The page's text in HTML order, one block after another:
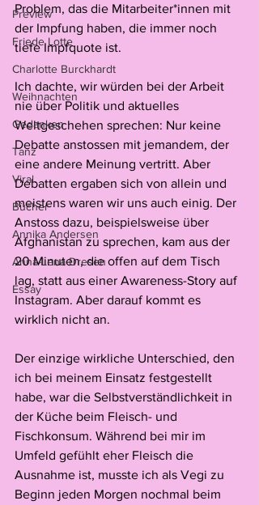
Preview
Friede Lotte
Charlotte Burckhardt
Weihnachten
Gedanken
Tanz
Viral.
Bücher
Annika Andersen
Anna-Lena Dresen
Essay
Problem, das die Mitarbeiter*innen mit
der Impfung haben, die immer noch
tiefe Impfquote ist.
Ich dachte, wir würden bei der Arbeit
nie über Politik und aktuelles
Weltgeschehen sprechen: Nur keine
Debatte anstossen mit jemandem, der
eine andere Meinung vertritt. Aber
Debatten ergaben sich von allein und
meistens waren wir uns auch einig. Der
Anstoss dazu, beispielsweise über
Afghanistan zu sprechen, kam aus der
20 Minuten, die offen auf dem Tisch
lag, statt aus einer Awareness-Story auf
Instagram. Aber darauf kommt es
wirklich nicht an.
Der einzige wirkliche Unterschied, den
ich bei meinem Einsatz festgestellt
habe, war die Selbstverständlichkeit in
der Küche beim Fleisch- und
Fischkonsum. Während bei mir im
Umfeld gefühlt eher Fleisch die
Ausnahme ist, musste ich als Vegi zu
Beginn jeden Morgen nochmal beim